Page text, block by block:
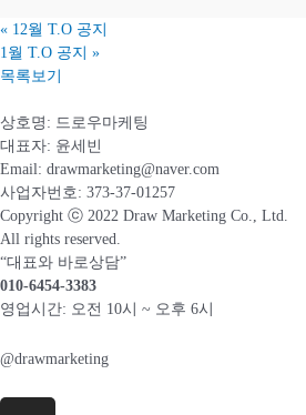
« 12월 T.O 공지
1월 T.O 공지 »
목록보기
상호명: 드로우마케팅
대표자: 윤세빈
Email: drawmarketing@naver.com
사업자번호: 373-37-01257
Copyright ⓒ 2022 Draw Marketing Co., Ltd.
All rights reserved.
“대표와 바로상담”
010-6454-3383
영업시간: 오전 10시 ~ 오후 6시
@drawmarketing